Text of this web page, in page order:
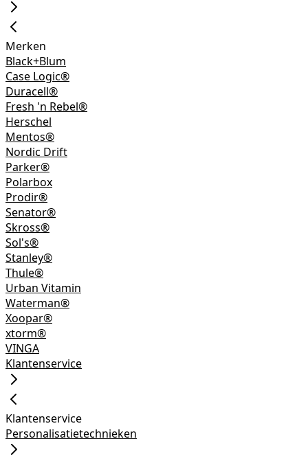
Merken
Black+Blum
Case Logic®
Duracell®
Fresh 'n Rebel®
Herschel
Mentos®
Nordic Drift
Parker®
Polarbox
Prodir®
Senator®
Skross®
Sol's®
Stanley®
Thule®
Urban Vitamin
Waterman®
Xoopar®
xtorm®
VINGA
Klantenservice
Klantenservice
Personalisatietechnieken